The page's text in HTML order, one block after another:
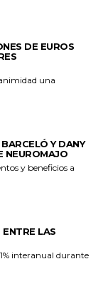
DE EUROS
una
Y DANY
NEUROMAJO
y beneficios a
ENTRE LAS
interanual durante